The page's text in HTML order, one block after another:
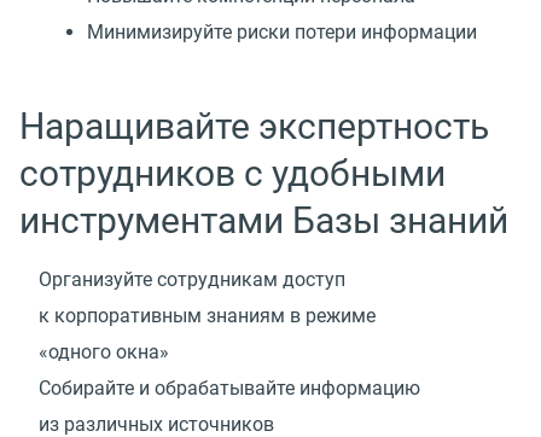
Минимизируйте риски потери информации
Наращивайте экспертность
сотрудников с удобными
инструментами Базы знаний
Организуйте сотрудникам доступ
к корпоративным знаниям в режиме
«одного окна»
Собирайте и обрабатывайте информацию
из различных источников